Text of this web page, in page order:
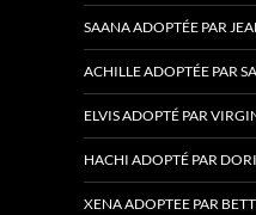
SAANA ADOPTÉE PAR
ACHILLE ADOPTÉE PAR
ELVIS ADOPTÉ PAR
HACHI ADOPTÉ PAR
XENA ADOPTEE PAR